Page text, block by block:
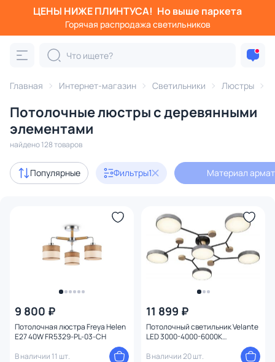
ЦЕНЫ НИЖЕ ПЛИНТУСА! Но выше паркета
Горячая распродажа светильников
Главная Интернет-магазин Светильники Люстры
Потолочные люстры с деревянными
элементами
найдено 128 товаров
Популярные Фильтры1 Материал
9 800 ₽
Потолочная люстра Freya Helen
E27 40W FR5329-PL-03-CH
В наличии 11 шт.
11 899 ₽
Потолочный светильник Velante
LED 3000-4000-6000К
(теплый,белый,холодный) 446-
207-06
В наличии 20 шт.
Фильтры
Категория:
хрустальные веточки геометрические
Акции 5
с 3D-моделями
В наличии 105
От До